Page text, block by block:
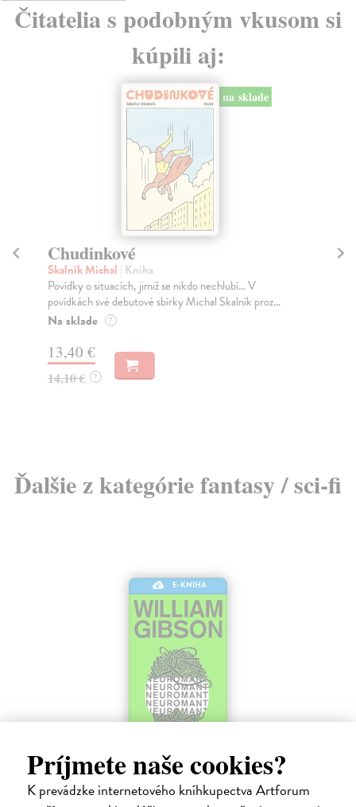
Príjmete naše cookies?
K prevádzke internetového kníhkupectva Artforum
Čitatelia s podobným vkusom si
kúpili aj:
na sklade
Chudinkové
Skalník Michal | Kniha
Povídky o situacích, jimiž se nikdo nechlubí... V
povídkách své debutové sbírky Michal Skalník proz...
Na sklade ?
13,40 €
14,10 € ?
Ďalšie z kategórie fantasy / sci-fi
E-KNIHA
Neuromant
Gibson William| Elektronická kniha
Základné dielo kyberpunku, klasika sci-fi a jedna z najsilnejších vízií